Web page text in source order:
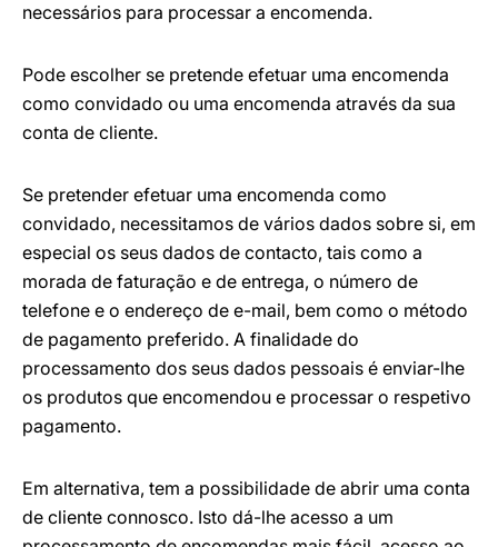
necessários para processar a encomenda.
Pode escolher se pretende efetuar uma encomenda
como convidado ou uma encomenda através da sua
conta de cliente.
Se pretender efetuar uma encomenda como
convidado, necessitamos de vários dados sobre si, em
especial os seus dados de contacto, tais como a
morada de faturação e de entrega, o número de
telefone e o endereço de e-mail, bem como o método
de pagamento preferido. A finalidade do
processamento dos seus dados pessoais é enviar-lhe
os produtos que encomendou e processar o respetivo
pagamento.
Em alternativa, tem a possibilidade de abrir uma conta
de cliente connosco. Isto dá-lhe acesso a um